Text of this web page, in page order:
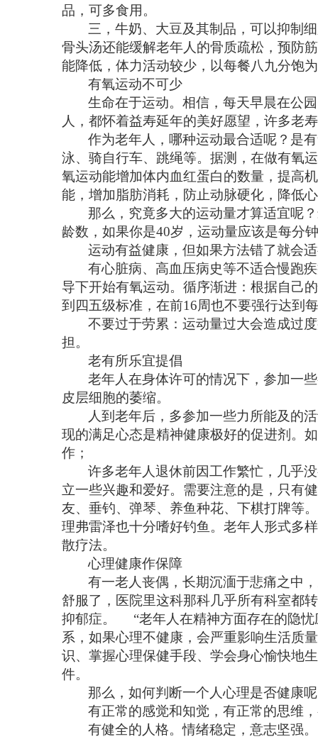
品，可多食用。
三，牛奶、大豆及其制品，可以抑制
骨头汤还能缓解老年人的骨质疏松，预防
能降低，体力活动较少，以每餐八九分饱
有氧运动不可少
生命在于运动。相信，每天早晨在公
人，都怀着益寿延年的美好愿望，许多
作为老年人，哪种运动最合适呢？是
泳、骑自行车、跳绳等。据测，在做有氧
氧运动能增加体内血红蛋白的数量，提高
能，增加脂肪消耗，防止动脉硬化，降
那么，究竟多大的运动量才算适宜呢
龄数，如果你是40岁，运动量应该是每
运动有益健康，但如果方法错了就
有心脏病、高血压病史等不适合慢跑
导下开始有氧运动。循序渐进：根据自己
到四五级标准，在前16周也不要强行达
不要过于劳累：运动量过大会造成过
担。
老有所乐宜提倡
老年人在身体许可的情况下，参加一
皮层细胞的萎缩。
人到老年后，多参加一些力所能及的
现的满足心态是精神健康极好的促进剂。
作；
许多老年人退休前因工作繁忙，几乎
立一些兴趣和爱好。需要注意的是，只有
友、垂钓、弹琴、养鱼种花、下棋打牌等
理弗雷泽也十分嗜好钓鱼。老年人形式多
散疗法。
心理健康作保障
有一老人丧偶，长期沉湎于悲痛之中
舒服了，医院里这科那科几乎所有科室都
抑郁症。 “老年人在精神方面存在的隐忧
系，如果心理不健康，会严重影响生活质
识、掌握心理保健手段、学会身心愉快地
件。
那么，如何判断一个人心理是否健康
有正常的感觉和知觉，有正常的思维
有健全的人格。情绪稳定，意志坚